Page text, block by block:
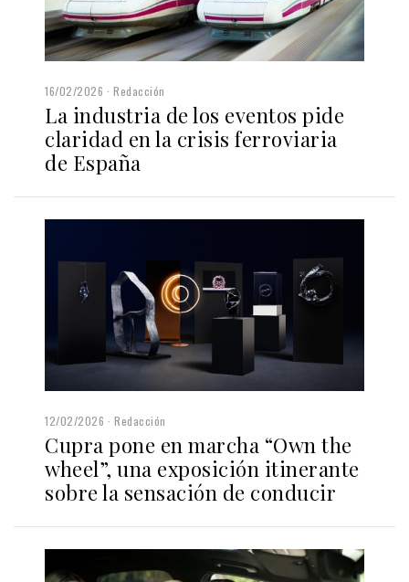
16/02/2026 Redacción
La industria de los eventos pide
claridad en la crisis ferroviaria
de España
12/02/2026 Redacción
Cupra pone en marcha “Own the
wheel”, una exposición itinerante
sobre la sensación de conducir